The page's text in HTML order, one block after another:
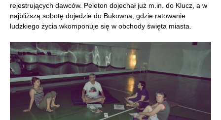
rejestrujących dawców. Peleton dojechał już m.in. do Klucz, a w
najbliższą sobotę dojedzie do Bukowna, gdzie ratowanie
ludzkiego życia wkomponuje się w obchody święta miasta.